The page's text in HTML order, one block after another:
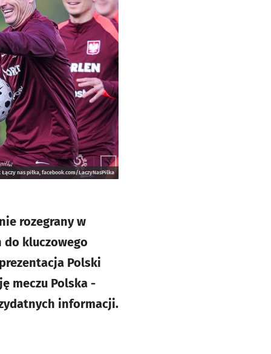
Łączy nas piłka, facebook.com/LaczyNasPilka
rozegrany w
do kluczowego
Polski
meczu Polska -
informacji.